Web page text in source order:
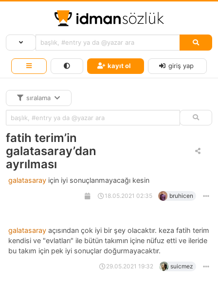
kayıt ol giriş yap
sıralama
fatih terim’in
galatasaray’dan
ayrılması
galatasaray için iyi sonuçlanmayacağı kesin
18.05.2021 02:35 bruhicen
galatasaray açısından çok iyi bir şey olacaktır. keza fatih terim
kendisi ve "evlatları" ile bütün takımın içine nüfuz etti ve ileride
bu takım için pek iyi sonuçlar doğurmayacaktır.
29.05.2021 19:32 suicmez